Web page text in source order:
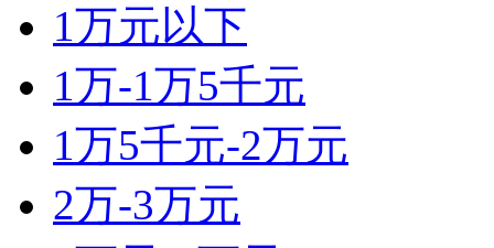
1万元以下
1万-1万5千元
1万5千元-2万元
2万-3万元